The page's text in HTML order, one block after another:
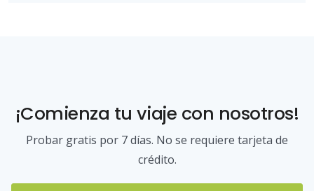
¡Comienza tu viaje con nosotros!
Probar gratis por 7 días. No se requiere tarjeta de
crédito.